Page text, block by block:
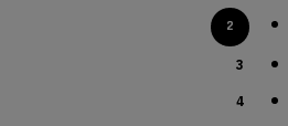
2
3
4